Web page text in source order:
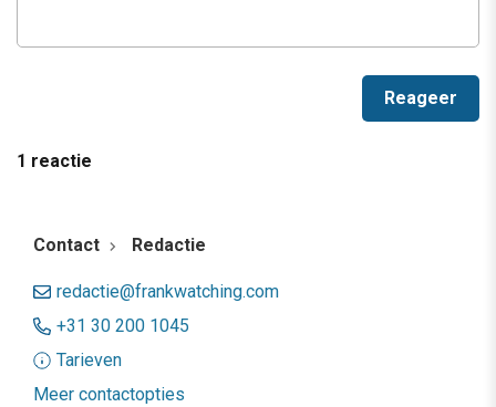
1 reactie
Contact Redactie
redactie@frankwatching.com
+31 30 200 1045
Tarieven
Meer contactopties